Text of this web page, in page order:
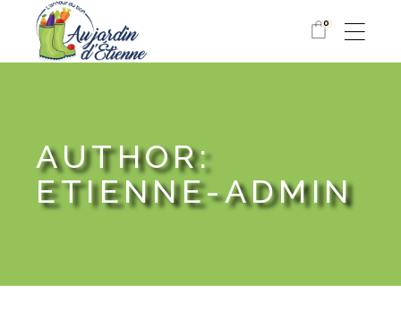
0
AUTHOR:
ETIENNE-ADMIN